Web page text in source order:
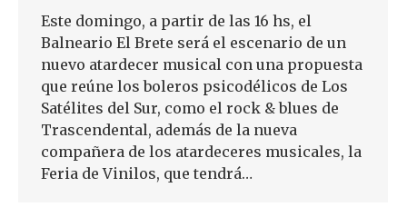
Este domingo, a partir de las 16 hs, el
Balneario El Brete será el escenario de un
nuevo atardecer musical con una propuesta
que reúne los boleros psicodélicos de Los
Satélites del Sur, como el rock & blues de
Trascendental, además de la nueva
compañera de los atardeceres musicales, la
Feria de Vinilos, que tendrá…